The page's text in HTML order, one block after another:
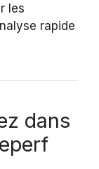
les
rapide
dans